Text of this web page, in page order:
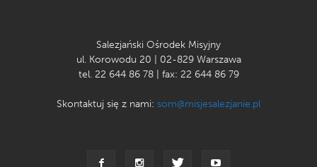
Salezjański Ośrodek Misyjny
ul. Korowodu 20 | 02-829 Warszawa
tel. 22 644 86 78 | fax: 22 644 86 79
Skontaktuj się z nami: som@misjesalezjanie.pl